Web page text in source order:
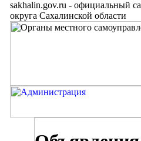
sakhalin.gov.ru - официальный
округа Сахалинской области